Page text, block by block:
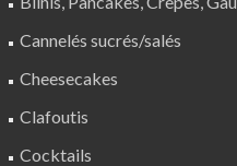
Cannelés sucrés/salés
Cheesecakes
Clafoutis
Cocktails